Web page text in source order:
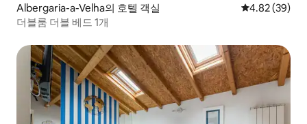
Albergaria-a-Velha의 호텔 객실 평점 4.82점(5
4.82 (39)
더블룸 더블 베드 1개